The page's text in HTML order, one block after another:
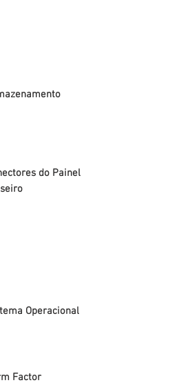
do Painel
Operacional
Factor